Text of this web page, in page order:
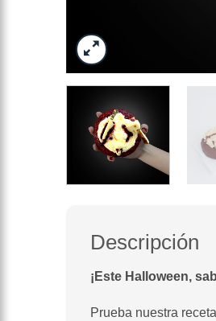
Descripción
¡Este Halloween,
Prueba nuestra